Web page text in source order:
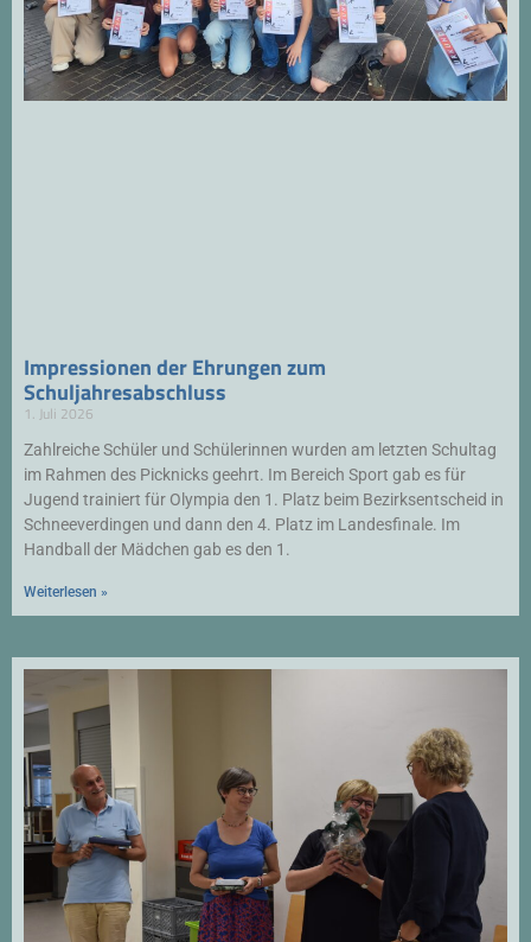
Impressionen der Ehrungen zum
Schuljahresabschluss
1. Juli 2026
Zahlreiche Schüler und Schülerinnen wurden am letzten Schultag
im Rahmen des Picknicks geehrt. Im Bereich Sport gab es für
Jugend trainiert für Olympia den 1. Platz beim Bezirksentscheid in
Schneeverdingen und dann den 4. Platz im Landesfinale. Im
Handball der Mädchen gab es den 1.
Weiterlesen »